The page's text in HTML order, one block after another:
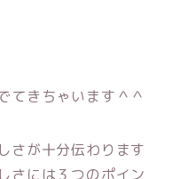
てきちゃいます＾＾
さが十分伝わります
さには ３つのポイン